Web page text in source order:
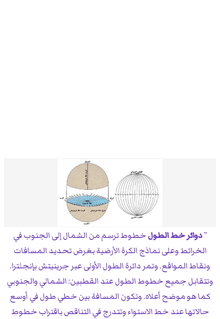
دوائر خط الطولخطوط ترسم من الشمال إلى الجنوب في
الخرائط وعلى نماذج الكرة الأرضية بغرض تحديد المسافات
ونقاط المواقع. وتمر دائرة الطول الأولى عبر جرينيتش بإنجلترا.
وتتقابل جميع خطوط الطول عند القطبين: الشمالي والجنوبي
كما هو موضح أعلاه. وتكون المسافة بين خطي طول في أوسع
حالاتها عند خط الاستواء وتتدرج في التناقص باقتراب خطوط